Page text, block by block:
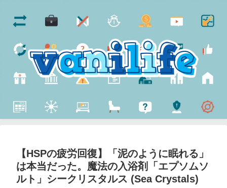
【HSPの疲労回復】「泥のように眠れる」
は本当だった。魔法の入浴剤「エプソムソ
ルト」シークリスタルス (Sea Crystals)